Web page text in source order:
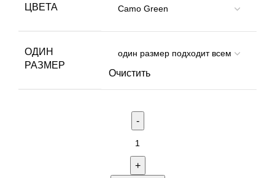
ЦВЕТА
ОДИН
РАЗМЕР
Очистить